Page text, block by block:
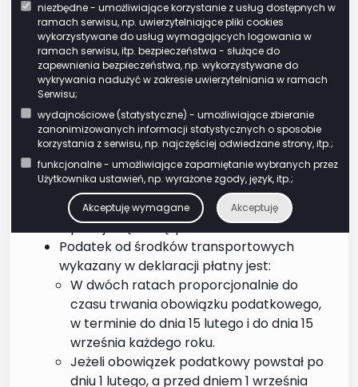
niezbędne - umożliwiające korzystanie z usług dostępnych w
ramach serwisu, np. uwierzytelniające pliki cookies
wykorzystywane do usług wymagających logowania w
ramach serwisu, itp. bezpieczeństwa - służące do
zapewnienia bezpieczeństwa, np. wykorzystywane do
wykrywania nadużyć w zakresie uwierzytelniania w ramach
Serwisu;
wydajnościowe (statystyczne) - umożliwiające zbieranie
zanonimizowanych informacji statystycznych o sposobie
korzystania z serwisu, np. najczęściej odwiedzane strony, itp.;
funkcjonalne - umożliwiające zapamiętanie wybranych przez
Użytkownika ustawień, np. wyrażone zgody, język, itp.;
Akceptuję wymagane Akceptuję
wyniku tej korekty nie
przekracza kwoty 5.000
zł;
zwraca się do
składającego deklarację
o jej skorygowanie oraz
złożenie niezbędnych
wyjaśnień, wskazując
przyczyny, z powodu
których informacje
zawarte w deklaracji
podaje się w wątpliwość
Podatek od środków transportowych
wykazany w deklaracji płatny jest:
W dwóch ratach proporcjonalnie do
czasu trwania obowiązku podatkowego,
w terminie do dnia 15 lutego i do dnia 15
września każdego roku.
Jeżeli obowiązek podatkowy powstał po
dniu 1 lutego, a przed dniem 1 września